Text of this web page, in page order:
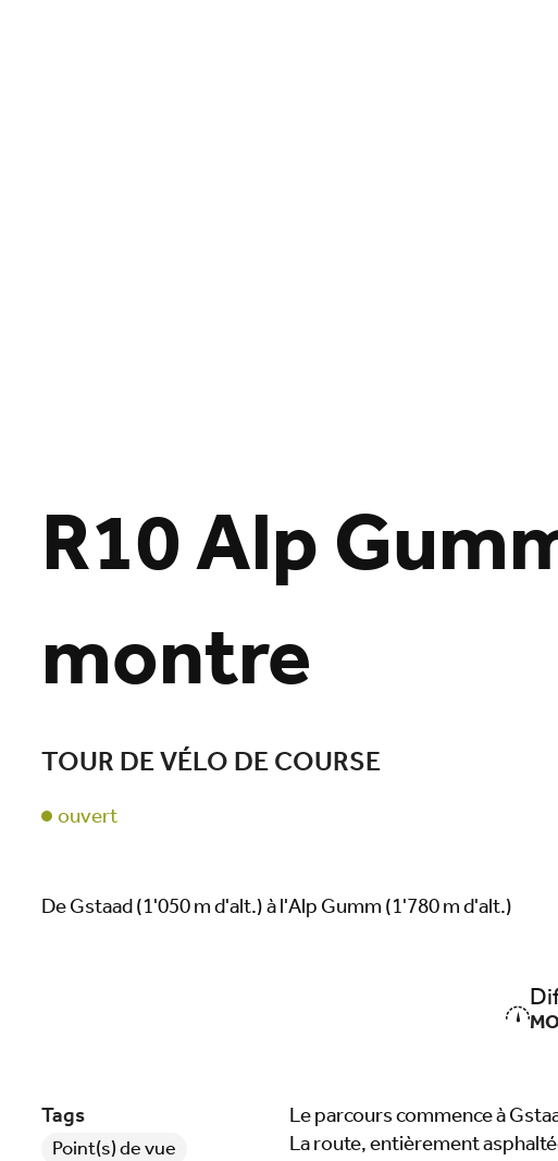
R10 Alp
montre
TOUR DE VÉLO DE COURSE
ouvert
De Gstaad (1'050 m d'alt.) à l'Alp Gumm (1'780 m d'alt.)
Tags
Point(s) de vue
Le parcours commence à
La route, entièrement